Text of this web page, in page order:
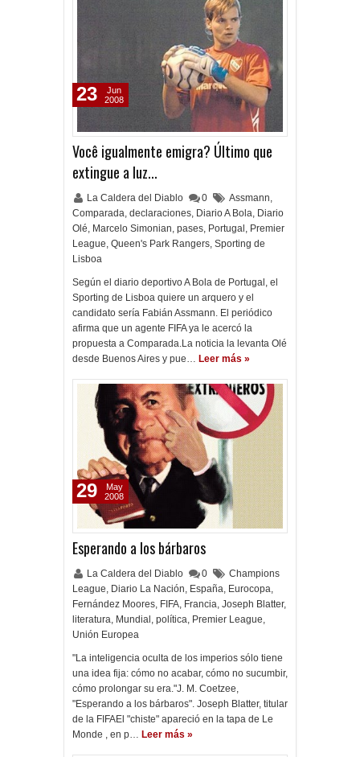
Você igualmente emigra? Último que
extingue a luz...
La Caldera del Diablo 0 Assmann,
Comparada, declaraciones, Diario A Bola, Diario
Olé, Marcelo Simonian, pases, Portugal , Premier
League, Queen's Park Rangers, Sporting de
Lisboa
Según el diario deportivo A Bola de Portugal, el
Sporting de Lisboa quiere un arquero y el
candidato sería Fabián Assmann. El periódico
afirma que un agente FIFA ya le acercó la
propuesta a Comparada.La noticia la levanta Olé
desde Buenos Aires y pue… Leer más »
23
Jun
2008
Esperando a los bárbaros
La Caldera del Diablo 0
Champions
League, Diario La Nación, España, Eurocopa,
Fernández Moores, FIFA, Francia, Joseph Blatter,
literatura, Mundial , política, Premier League,
Unión Europea
"La inteligencia oculta de los imperios sólo tiene
una idea fija: cómo no acabar, cómo no sucumbir,
cómo prolongar su era."J. M. Coetzee,
"Esperando a los bárbaros". Joseph Blatter, titular
de la FIFAEl "chiste" apareció en la tapa de Le
Monde , en p… Leer más »
29
May
2008